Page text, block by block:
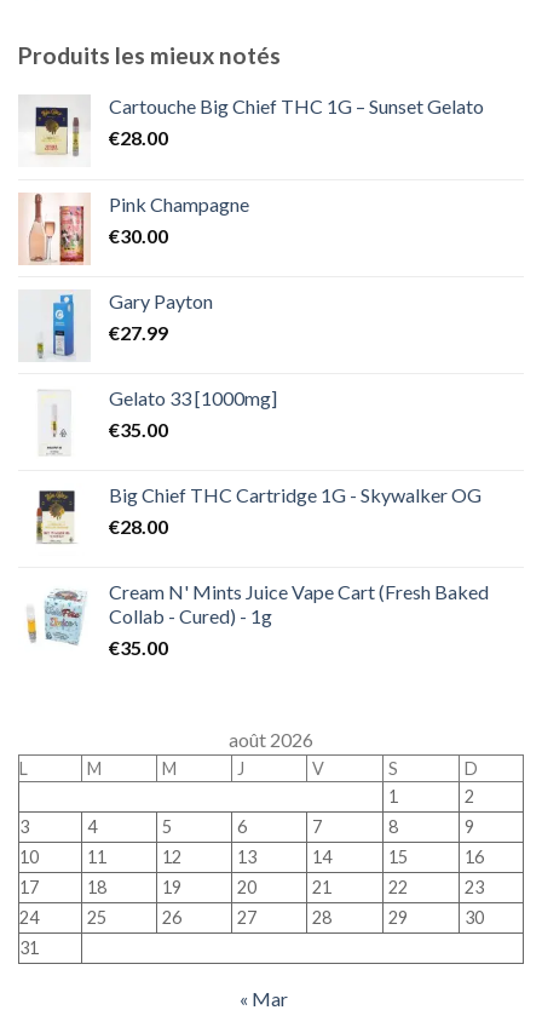
€2,000.00
Produits les mieux notés
Cartouche Big Chief THC 1G – Sunset Gelato
€28.00
Pink Champagne
€30.00
Gary Payton
€27.99
Gelato 33 [1000mg]
€35.00
Big Chief THC Cartridge 1G - Skywalker OG
€28.00
Cream N' Mints Juice Vape Cart (Fresh Baked
Collab - Cured) - 1g
€35.00
août 2026
L M M J V S
D
1
2
3
4 5 6 7 8
9
10
11 12 13 14 15
16
17
18 19 20 21 22
23
24
25 26 27 28 29
30
31
« Mar